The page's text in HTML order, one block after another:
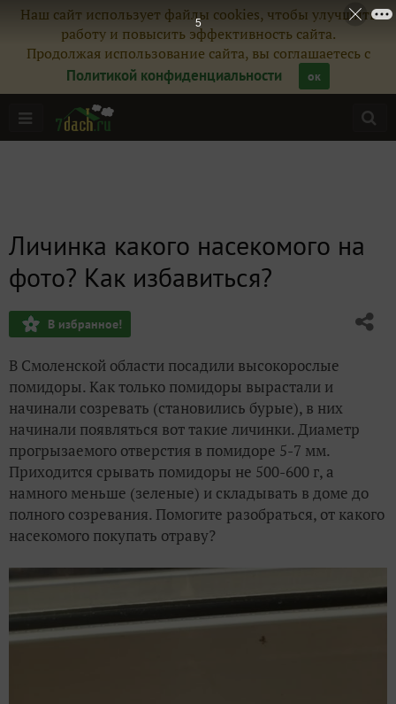
Наш сайт использует файлы cookies, чтобы улучшить
работу и повысить эффективность сайта.
Продолжая использование сайта, вы соглашаетесь с
Политикой конфиденциальности
ок
Личинка какого насекомого на
фото? Как избавиться?
В избранное!
В Смоленской области посадили высокорослые
помидоры. Как только помидоры вырастали и
начинали созревать (становились бурые), в них
начинали появляться вот такие личинки. Диаметр
прогрызаемого отверстия в помидоре 5-7 мм.
Приходится срывать помидоры не 500-600 г, а
намного меньше (зеленые) и складывать в доме до
полного созревания. Помогите разобраться, от какого
насекомого покупать отраву?
5